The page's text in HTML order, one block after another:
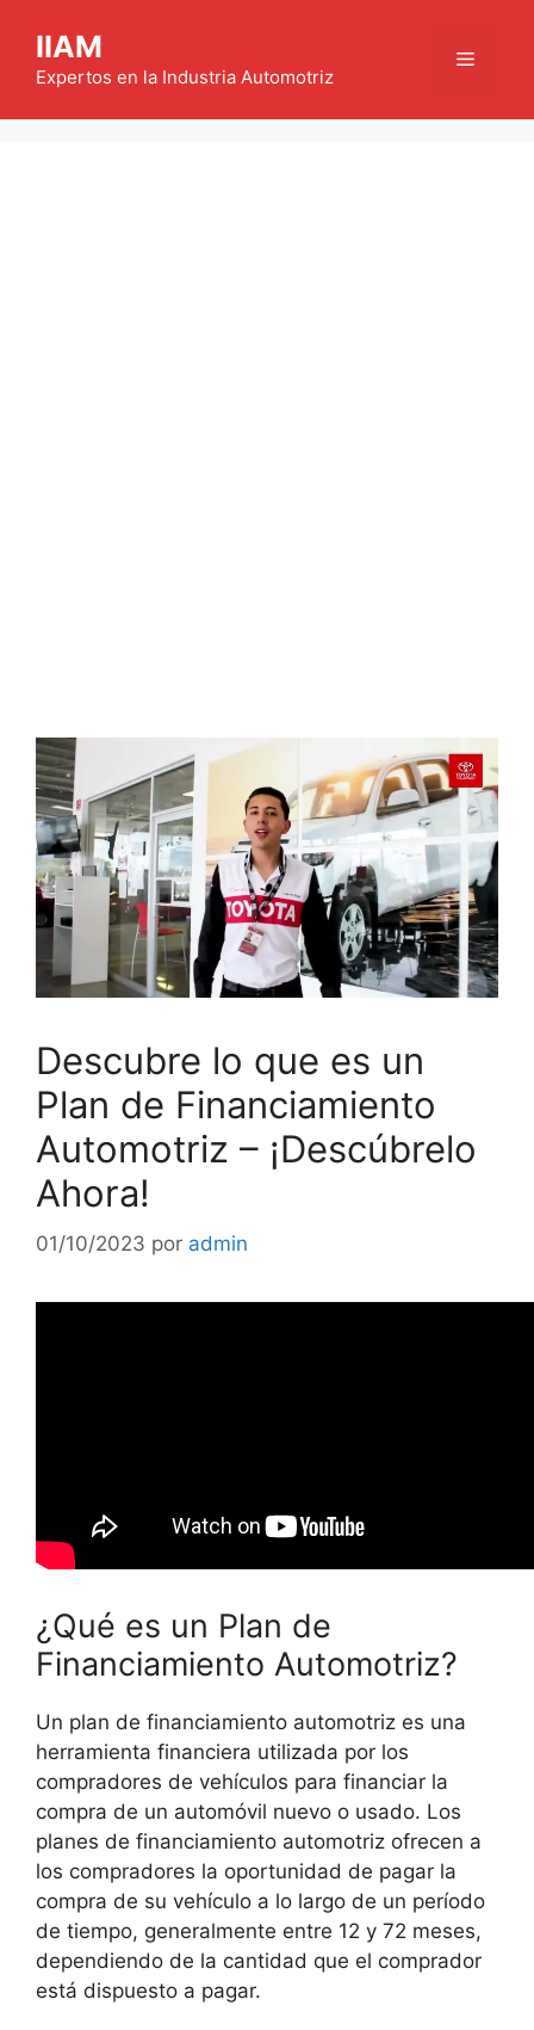
contenido
IIAM
Expertos en la Industria Automotriz
Menú
Descubre lo que es un
Plan de Financiamiento
Automotriz – ¡Descúbrelo
Ahora!
01/10/2023 por admin
¿Qué es un Plan de
Financiamiento Automotriz?
Un plan de financiamiento automotriz es una
herramienta financiera utilizada por los
compradores de vehículos para financiar la
compra de un automóvil nuevo o usado. Los
planes de financiamiento automotriz ofrecen a
los compradores la oportunidad de pagar la
compra de su vehículo a lo largo de un período
de tiempo, generalmente entre 12 y 72 meses,
dependiendo de la cantidad que el comprador
está dispuesto a pagar.